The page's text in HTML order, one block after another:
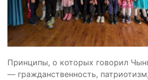
Принципы, о которых говорил
— гражданственность, патриотизм,